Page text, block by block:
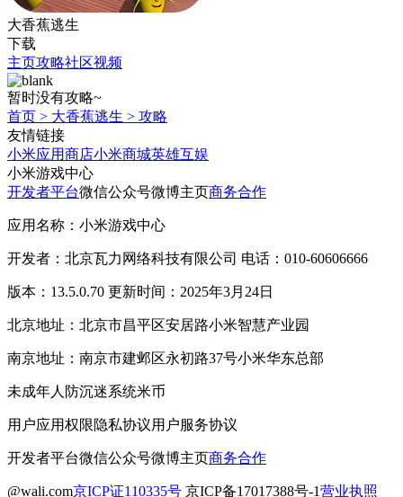
大香蕉逃生
下载
主页攻略社区视频
暂时没有攻略~
首页 > 大香蕉逃生 > 攻略
友情链接
小米应用商店小米商城英雄互娱
小米游戏中心
开发者平台微信公众号微博主页商务合作
应用名称：小米游戏中心
开发者：北京瓦力网络科技有限公司 电话：010-60606666
版本：13.5.0.70 更新时间：2025年3月24日
北京地址：北京市昌平区安居路小米智慧产业园
南京地址：南京市建邺区永初路37号小米华东总部
未成年人防沉迷系统米币
用户应用权限隐私协议用户服务协议
开发者平台微信公众号微博主页商务合作
@wali.com京ICP证110335号 京ICP备17017388号-1营业执照